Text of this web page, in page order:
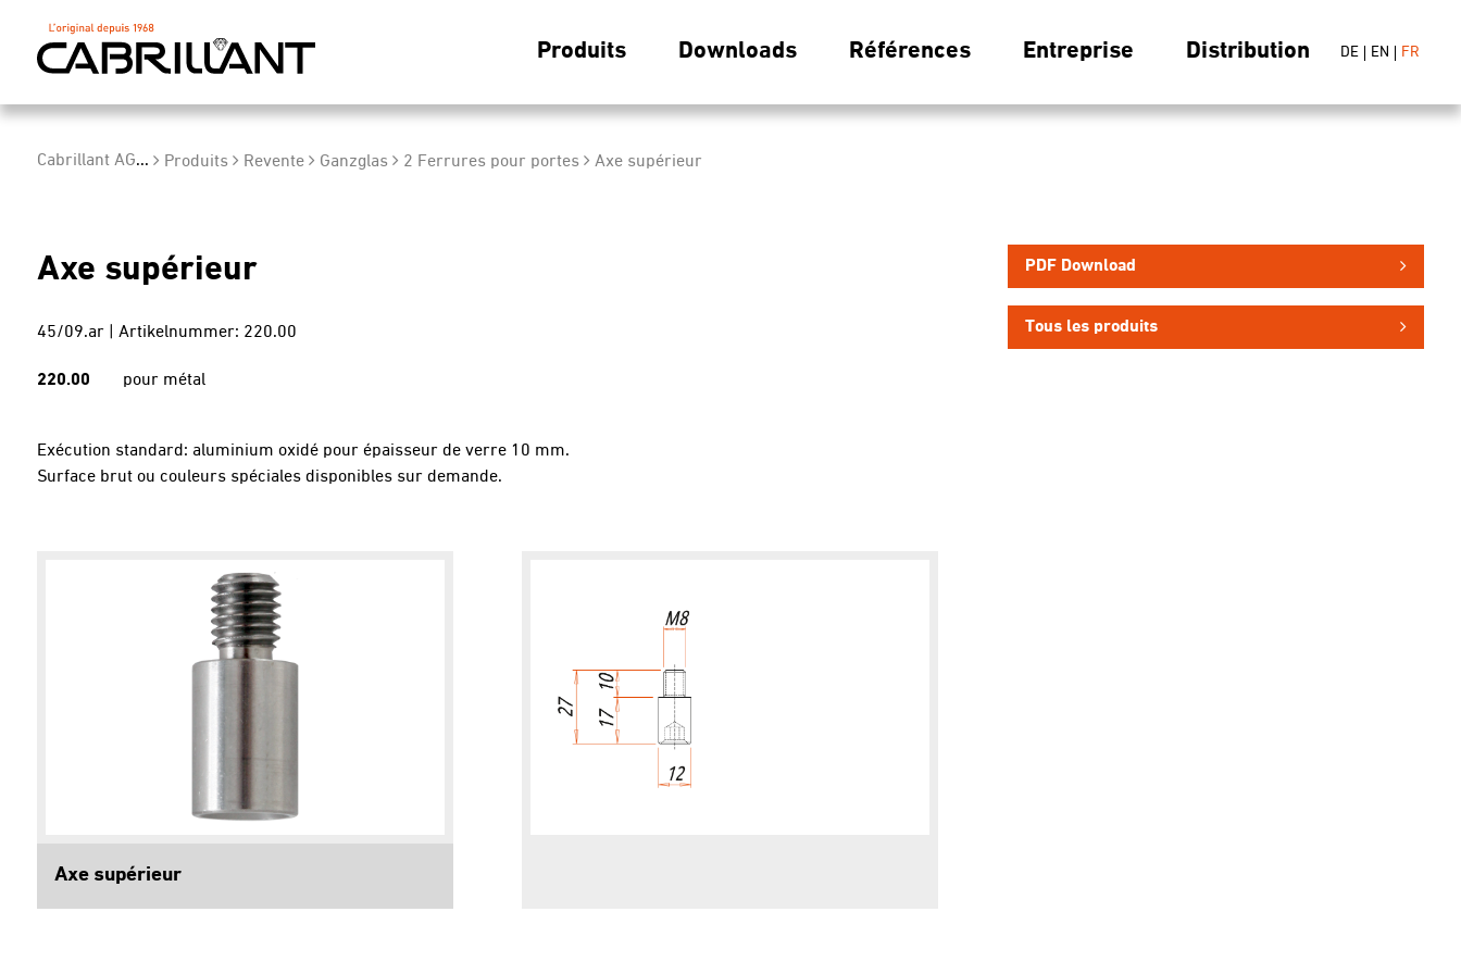
Produits Downloads Références Entreprise Distribution DE EN FR
Cabrillant AG... Produits Revente Ganzglas 2 Ferrures pour portes Axe supérieur
Axe supérieur
45/09.ar | Artikelnummer: 220.00
220.00 pour métal
PDF Download
Tous les produits
Exécution standard: aluminium oxidé pour épaisseur de verre 10 mm.
Surface brut ou couleurs spéciales disponibles sur demande.
Axe supérieur